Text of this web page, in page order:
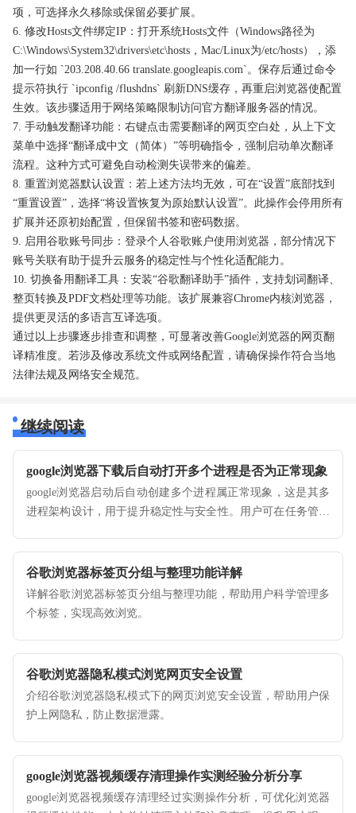
项，可选择永久移除或保留必要扩展。
6. 修改Hosts文件绑定IP：打开系统Hosts文件（Windows路径为
C:\Windows\System32\drivers\etc\hosts，Mac/Linux为/etc/hosts），添
加一行如 `203.208.40.66 translate.googleapis.com`。保存后通过命令
提示符执行 `ipconfig /flushdns` 刷新DNS缓存，再重启浏览器使配置
生效。该步骤适用于网络策略限制访问官方翻译服务器的情况。
7. 手动触发翻译功能：右键点击需要翻译的网页空白处，从上下文
菜单中选择“翻译成中文（简体）”等明确指令，强制启动单次翻译
流程。这种方式可避免自动检测失误带来的偏差。
8. 重置浏览器默认设置：若上述方法均无效，可在“设置”底部找到
“重置设置”，选择“将设置恢复为原始默认设置”。此操作会停用所有
扩展并还原初始配置，但保留书签和密码数据。
9. 启用谷歌账号同步：登录个人谷歌账户使用浏览器，部分情况下
账号关联有助于提升云服务的稳定性与个性化适配能力。
10. 切换备用翻译工具：安装“谷歌翻译助手”插件，支持划词翻译、
整页转换及PDF文档处理等功能。该扩展兼容Chrome内核浏览器，
提供更灵活的多语言互译选项。
通过以上步骤逐步排查和调整，可显著改善Google浏览器的网页翻
译精准度。若涉及修改系统文件或网络配置，请确保操作符合当地
法律法规及网络安全规范。
继续阅读
google浏览器下载后自动打开多个进程是否为正常现象
google浏览器启动后自动创建多个进程属正常现象，这是其多
进程架构设计，用于提升稳定性与安全性。用户可在任务管理
谷歌浏览器标签页分组与整理功能详解
详解谷歌浏览器标签页分组与整理功能，帮助用户科学管理多
个标签，实现高效浏览。
谷歌浏览器隐私模式浏览网页安全设置
介绍谷歌浏览器隐私模式下的网页浏览安全设置，帮助用户保
护上网隐私，防止数据泄露。
google浏览器视频缓存清理操作实测经验分析分享
google浏览器视频缓存清理经过实测操作分析，可优化浏览器